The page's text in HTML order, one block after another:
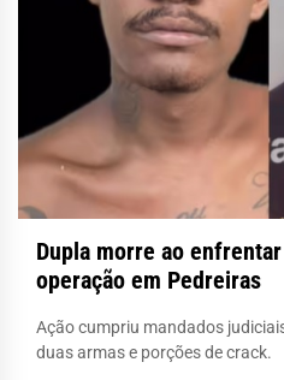
Dupla morre ao
operação em Pedreiras
Ação cumpriu mandados
duas armas e porções de crack.